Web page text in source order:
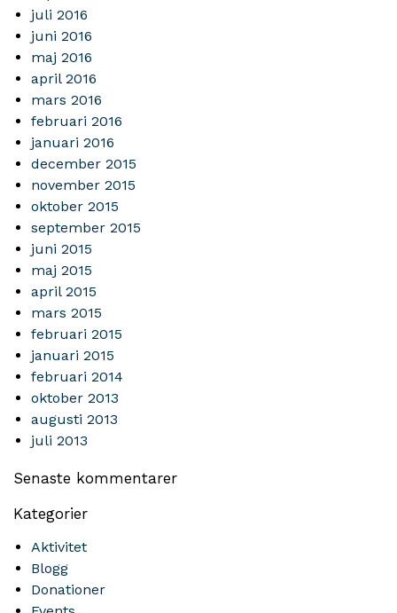
juli 2016
juni 2016
maj 2016
april 2016
mars 2016
februari 2016
januari 2016
december 2015
november 2015
oktober 2015
september 2015
juni 2015
maj 2015
april 2015
mars 2015
februari 2015
januari 2015
februari 2014
oktober 2013
augusti 2013
juli 2013
Senaste kommentarer
Kategorier
Aktivitet
Blogg
Donationer